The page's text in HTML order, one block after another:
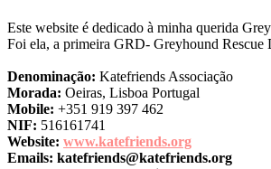
Este website é dedicado à minha querida
Foi ela, a primeira GRD- Greyhound Rescue
Denominação: Katefriends Associação
Morada: Oeiras, Lisboa Portugal
Mobile: +351 919 397 462
NIF: 516161741
Website: www.katefriends.org
Emails: katefriends@katefriends.org